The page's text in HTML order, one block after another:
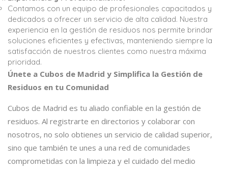
Contamos con un equipo de profesionales capacitados y
dedicados a ofrecer un servicio de alta calidad. Nuestra
experiencia en la gestión de residuos nos permite brindar
soluciones eficientes y efectivas, manteniendo siempre la
satisfacción de nuestros clientes como nuestra máxima
prioridad.
Únete a Cubos de Madrid y Simplifica la Gestión de
Residuos en tu Comunidad
Cubos de Madrid es tu aliado confiable en la gestión de
residuos. Al registrarte en directorios y colaborar con
nosotros, no solo obtienes un servicio de calidad superior,
sino que también te unes a una red de comunidades
comprometidas con la limpieza y el cuidado del medio